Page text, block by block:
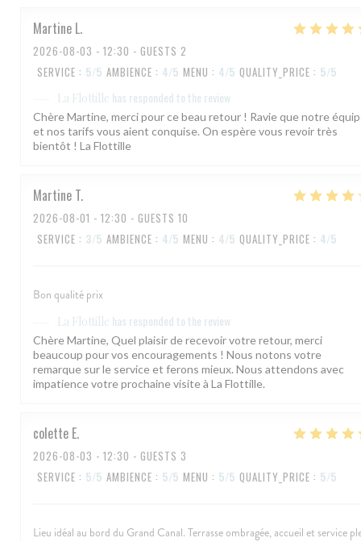
Martine L
2026-08-03 - 12:30 - GUESTS 2
SERVICE : 5/5 AMBIENCE : 4/5 MENU : 4/5 QUALITY_PRICE : 5/5
La Flottille has responded to the review
Chère Martine, merci pour ce beau retour ! Ravie que notre
et nos tarifs vous aient conquise. On espère vous revoir très
bientôt ! La Flottille
Martine T
2026-08-01 - 12:30 - GUESTS 10
SERVICE : 3/5 AMBIENCE : 4/5 MENU : 4/5 QUALITY_PRICE : 4/5
Bon qualité prix
La Flottille has responded to the review
Chère Martine, Quel plaisir de recevoir votre retour, merci
beaucoup pour vos encouragements ! Nous notons votre
remarque sur le service et ferons mieux. Nous attendons avec
impatience votre prochaine visite à La Flottille.
colette E
2026-08-03 - 12:30 - GUESTS 3
SERVICE : 5/5 AMBIENCE : 5/5 MENU : 5/5 QUALITY_PRICE : 5/5
Lieu idéal au bord du Grand Canal. Terrasse ombragée, accueil et service